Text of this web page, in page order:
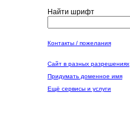
Найти шрифт
Контакты / пожелания
Сайт в разных разрешениях
Придумать доменное имя
Ещё сервисы и услуги